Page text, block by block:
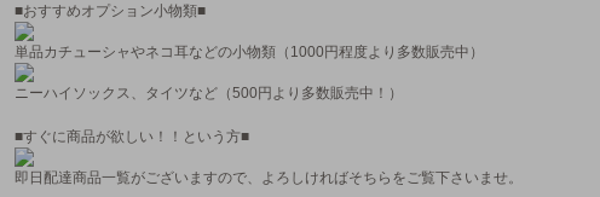
■おすすめオプション小物類■
単品カチューシャやネコ耳などの小物類（1000円程度より多数販売中）
ニーハイソックス、タイツなど（500円より多数販売中！）
■すぐに商品が欲しい！！という方■
即日配達商品一覧がございますので、よろしければそちらをご覧下さいませ。